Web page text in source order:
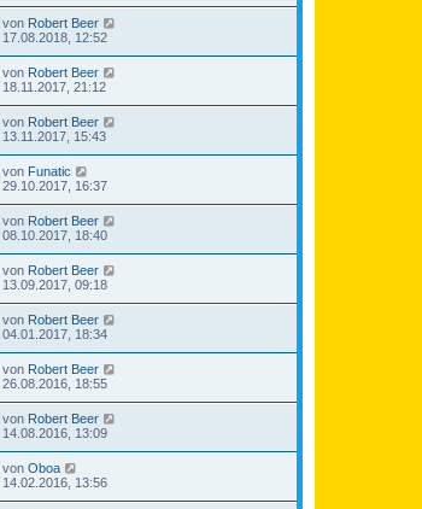
von Robert Beer
17.08.2018, 12:52
von Robert Beer
18.11.2017, 21:12
von Robert Beer
13.11.2017, 15:43
von Funatic
29.10.2017, 16:37
von Robert Beer
08.10.2017, 18:40
von Robert Beer
13.09.2017, 09:18
von Robert Beer
04.01.2017, 18:34
von Robert Beer
26.08.2016, 18:55
von Robert Beer
14.08.2016, 13:09
von Oboa
14.02.2016, 13:56